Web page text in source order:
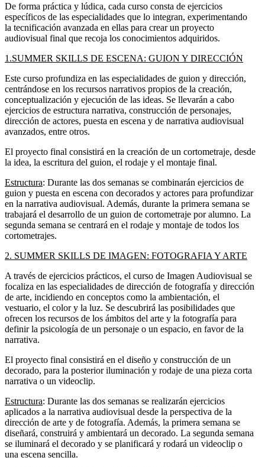
De forma práctica y lúdica, cada curso consta de ejercicios
específicos de las especialidades que lo integran, experimentando
la tecnificación avanzada en ellas para crear un proyecto
audiovisual final que recoja los conocimientos adquiridos.
1.SUMMER SKILLS DE ESCENA: GUION Y DIRECCIÓN
Este curso profundiza en las especialidades de guion y dirección,
centrándose en los recursos narrativos propios de la creación,
conceptualización y ejecución de las ideas. Se llevarán a cabo
ejercicios de estructura narrativa, construcción de personajes,
dirección de actores, puesta en escena y de narrativa audiovisual
avanzados, entre otros.
El proyecto final consistirá en la creación de un cortometraje, desde
la idea, la escritura del guion, el rodaje y el montaje final.
Estructura: Durante las dos semanas se combinarán ejercicios de
guion y puesta en escena con decorados y actores para profundizar
en la narrativa audiovisual. Además, durante la primera semana se
trabajará el desarrollo de un guion de cortometraje por alumno. La
segunda semana se centrará en el rodaje y montaje de todos los
cortometrajes.
2. SUMMER SKILLS DE IMAGEN: FOTOGRAFIA Y ARTE
A través de ejercicios prácticos, el curso de Imagen Audiovisual se
focaliza en las especialidades de dirección de fotografía y dirección
de arte, incidiendo en conceptos como la ambientación, el
vestuario, el color y la luz. Se descubrirá las posibilidades que
ofrecen los recursos de los ámbitos del arte y la fotografía para
definir la psicología de un personaje o un espacio, en favor de la
narrativa.
El proyecto final consistirá en el diseño y construcción de un
decorado, para la posterior iluminación y rodaje de una pieza corta
narrativa o un videoclip.
Estructura: Durante las dos semanas se realizarán ejercicios
aplicados a la narrativa audiovisual desde la perspectiva de la
dirección de arte y de fotografía. Además, la primera semana se
diseñará, construirá y ambientará un decorado. La segunda semana
se iluminará el decorado y se planificará y rodará un videoclip o
una escena sencilla.